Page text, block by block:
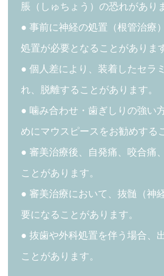
脹（しゅちょう）の恐れがあり
● 事前に神経の処置（根管治療
処置が必要となることがありま
● 個人差により、装着したセラ
れ、脱離することがあります。
● 噛み合わせ・歯ぎしりの強い
めにマウスピースをお勧めする
● 審美治療後、自発痛、咬合痛
ことがあります。
● 審美治療において、抜髄（神
要になることがあります。
● 抜歯や外科処置を伴う場合、
ことがあります。